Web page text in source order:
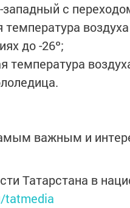
западный с
до -26º;
температура
важным и
Татарстана в
tatmedia